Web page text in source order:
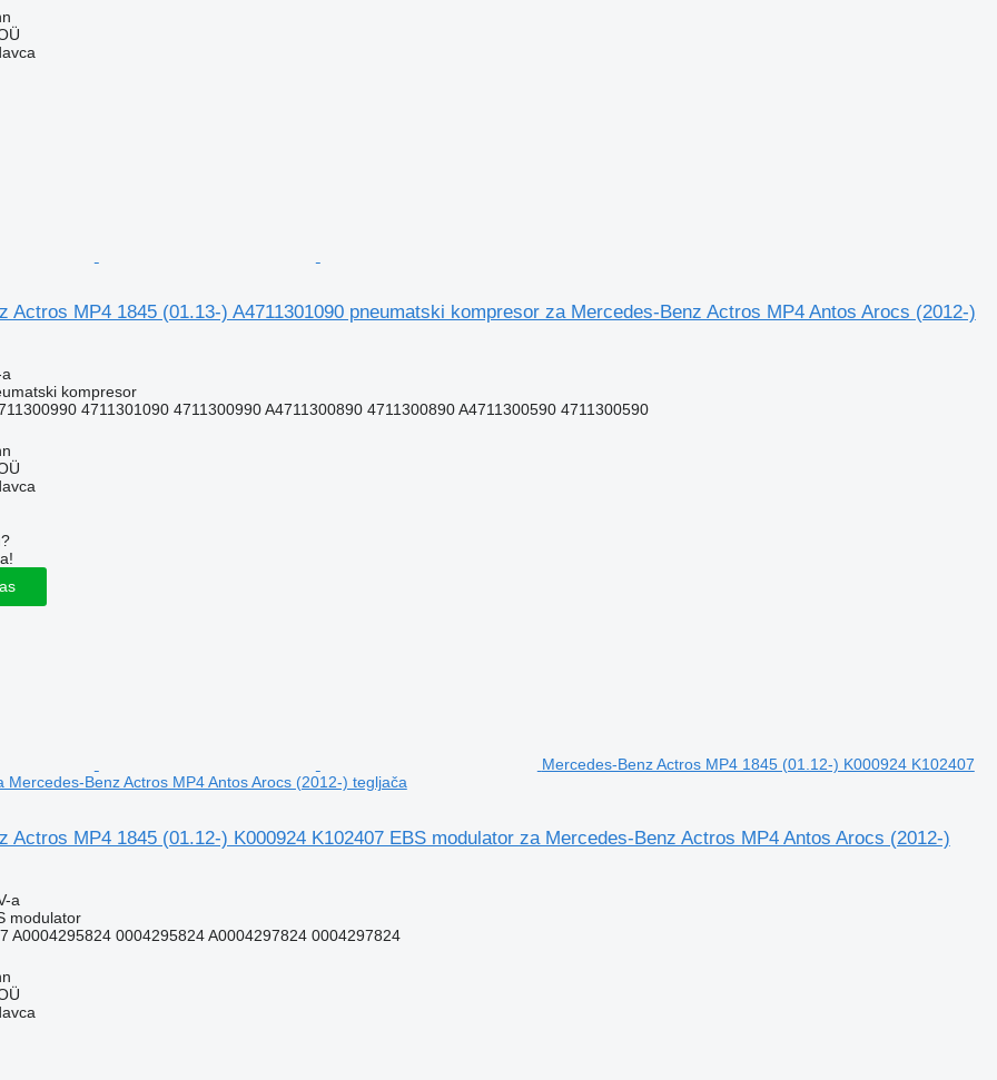
Actros MP4 1845 (01.13-) A4711301090 pneumatski kompresor za Mercedes-Benz Actros MP4 Antos Arocs (2012-)
kompresor
4711301090 4711300990 A4711300890 4711300890 A4711300590 4711300590
Mercedes-Benz Actros MP4 1845 (01.12-) K000924 K102407
Mercedes-Benz Actros MP4 Antos Arocs (2012-) tegljača
Actros MP4 1845 (01.12-) K000924 K102407 EBS modulator za Mercedes-Benz Actros MP4 Antos Arocs (2012-)
a
modulator
A0004295824 0004295824 A0004297824 0004297824